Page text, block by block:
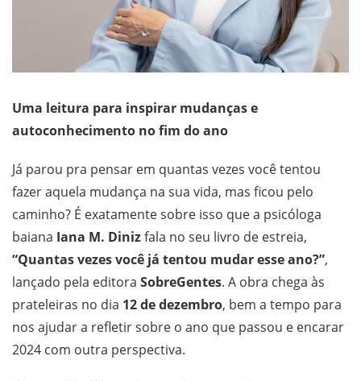
Uma leitura para inspirar mudanças e
autoconhecimento no fim do ano
Já parou pra pensar em quantas vezes você tentou
fazer aquela mudança na sua vida, mas ficou pelo
caminho? É exatamente sobre isso que a psicóloga
baiana Iana M. Dinizfala no seu livro de estreia,
“Quantas vezes você já tentou mudar esse ano?”,
lançado pela editora SobreGentes. A obra chega às
prateleiras no dia 12 de dezembro, bem a tempo para
nos ajudar a refletir sobre o ano que passou e encarar
2024 com outra perspectiva.